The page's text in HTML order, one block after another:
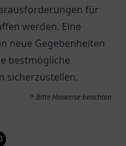
für
werden. Eine
neue Gegebenheiten
bestmögliche
sicherzustellen.
* Bitte Hinweise beachten